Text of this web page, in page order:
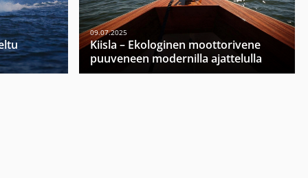
09.07.2025
Kiisla – Ekologinen moottorivene
puuveneen modernilla ajattelulla